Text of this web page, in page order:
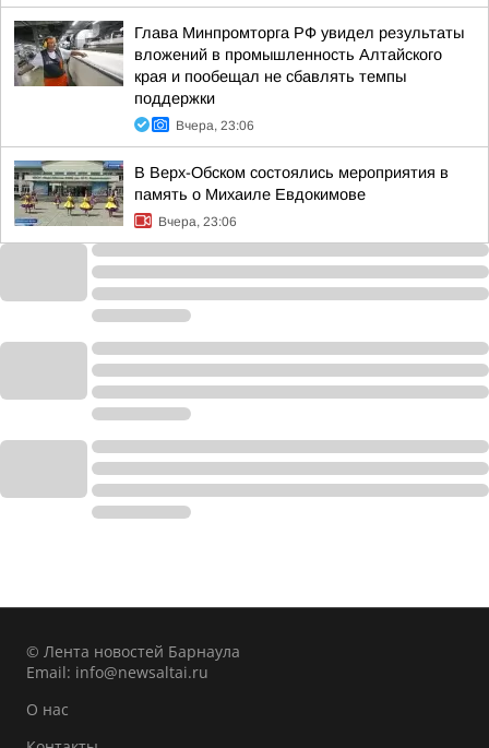
Глава Минпромторга РФ увидел результаты
вложений в промышленность Алтайского
края и пообещал не сбавлять темпы
поддержки
Вчера, 23:06
В Верх-Обском состоялись мероприятия в
память о Михаиле Евдокимове
Вчера, 23:06
© Лента новостей Барнаула
Email: info@newsaltai.ru
О нас